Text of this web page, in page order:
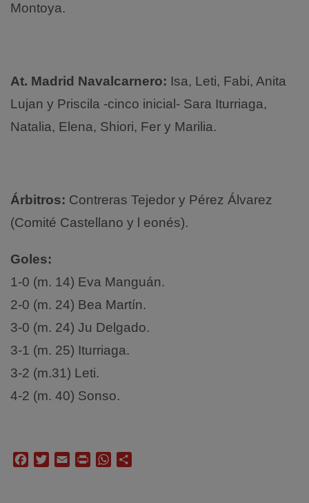
Montoya.
At. Madrid Navalcarnero: Isa, Leti, Fabi, Anita
Lujan y Priscila -cinco inicial- Sara Iturriaga,
Natalia, Elena, Shiori, Fer y Marilia.
Árbitros: Contreras Tejedor y Pérez Álvarez
(Comité Castellano y l eonés).
Goles:
1-0 (m. 14) Eva Manguán.
2-0 (m. 24) Bea Martín.
3-0 (m. 24) Ju Delgado.
3-1 (m. 25) Iturriaga.
3-2 (m.31) Leti.
4-2 (m. 40) Sonso.
FacebookTwitterEmail Print WhatsApp